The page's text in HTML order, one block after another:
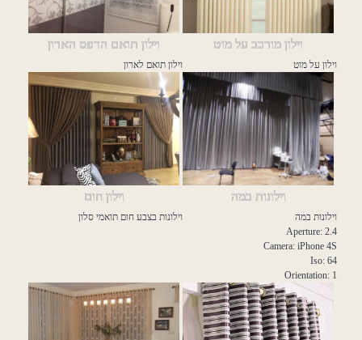
וילון מורכב על מוט
וילון על מוט
וילון תואם הדפס הארון
וילון תואם לארון
וילונות במה
וילונות במה
Aperture: 2.4
Camera: iPhone 4S
Iso: 64
Orientation: 1
וילון חום
וילונות בצבע חום תואמי סלון